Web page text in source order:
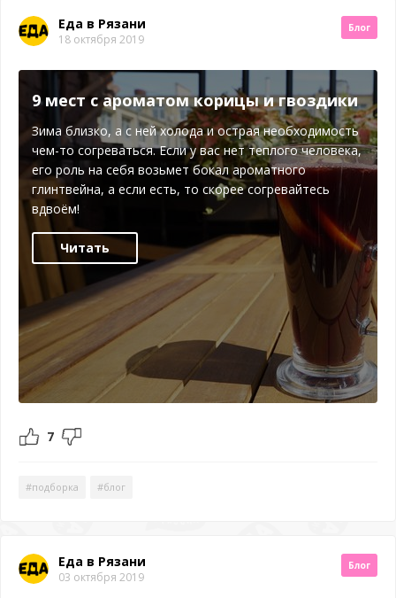
Еда в Рязани
18 октября 2019
Блог
9 мест с ароматом корицы и гвоздики
Зима близко, а с ней холода и острая необходимость
чем-то согреваться. Если у вас нет теплого человека,
его роль на себя возьмет бокал ароматного
глинтвейна, а если есть, то скорее согревайтесь
вдвоём!
Читать
7
#подборка #блог
Еда в Рязани
03 октября 2019
Блог